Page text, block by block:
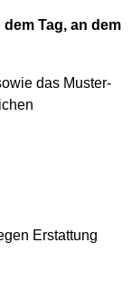
dem Tag, an dem
das Muster-
Erstattung